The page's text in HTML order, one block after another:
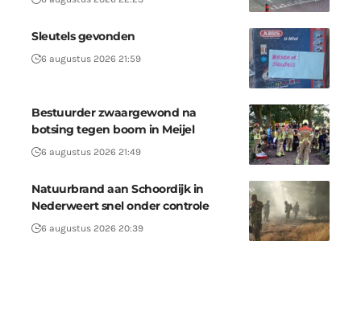
Sleutels gevonden
6 augustus 2026 21:59
Bestuurder zwaargewond na
botsing tegen boom in Meijel
6 augustus 2026 21:49
Natuurbrand aan Schoordijk in
Nederweert snel onder controle
6 augustus 2026 20:39